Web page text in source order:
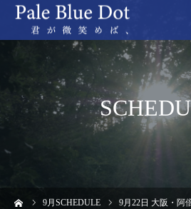
9月SCHEDULE 9月22日 大阪・阿倍野 水